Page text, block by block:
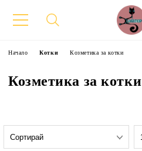
Начало Котки Козметика за котки
Козметика за котки